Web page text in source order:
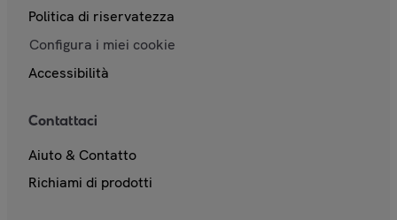
Politica di riservatezza
Configura i miei cookie
Accessibilità
Contattaci
Aiuto & Contatto
Richiami di prodotti